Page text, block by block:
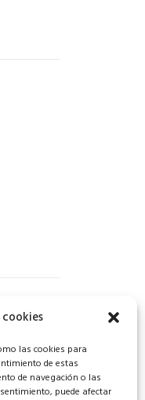
las cookies para
de estas
de navegación o las
puede afectar